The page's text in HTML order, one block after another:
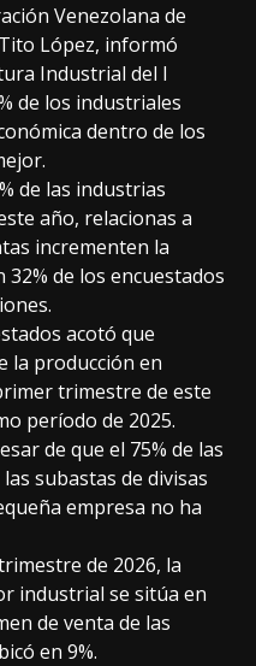
Venezolana de
López, informó
Industrial del I
de los industriales
dentro de los
de las industrias
año, relacionas a
incrementen la
de los encuestados
acotó que
la producción en
trimestre de este
período de 2025.
de que el 75% de las
subastas de divisas
empresa no ha
de 2026, la
industrial se sitúa en
de venta de las
en 9%.